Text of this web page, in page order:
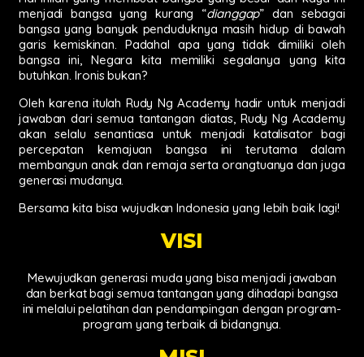
menjadi bangsa yang kurang “dianggap” dan sebagai
bangsa yang banyak penduduknya masih hidup di bawah
garis kemiskinan. Padahal apa yang tidak dimiliki oleh
bangsa ini, Negara kita memiliki segalanya yang kita
butuhkan. Ironis bukan?
Oleh karena itulah Rudy Ng Academy hadir untuk menjadi
jawaban dari semua tantangan diatas, Rudy Ng Academy
akan selalu senantiasa untuk menjadi katalisator bagi
percepatan kemajuan bangsa ini terutama dalam
membangun anak dan remaja serta orangtuanya dan juga
generasi mudanya.
Bersama kita bisa wujudkan Indonesia yang lebih baik lagi!
VISI
Mewujudkan generasi muda yang bisa menjadi jawaban
dan berkat bagi semua tantangan yang dihadapi bangsa
ini melalui pelatihan dan pendampingan dengan program-
program yang terbaik di bidangnya.